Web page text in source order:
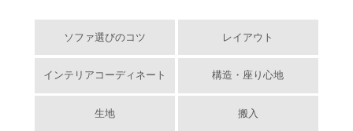
ソファ選びのコツ レイアウト
インテリアコーディネート 構造・座り心地
生地 搬入